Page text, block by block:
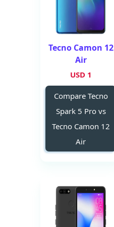
Tecno Camon 12
Air
1 USD
Compare Tecno
Spark 5 Pro vs
Tecno Camon 12
Air